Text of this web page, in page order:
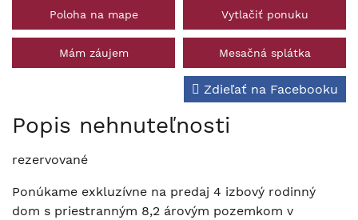
Poloha na mape Vytlačiť ponuku
Mám záujem Mesačná splátka
Popis nehnuteľnosti
Zdieľať na Facebooku
rezervované
Ponúkame exkluzívne na predaj 4 izbový rodinný
dom s priestranným 8,2 árovým pozemkom v